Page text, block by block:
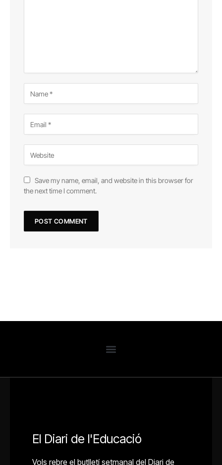
Save my name, email, and website in this browser for
the next time I comment.